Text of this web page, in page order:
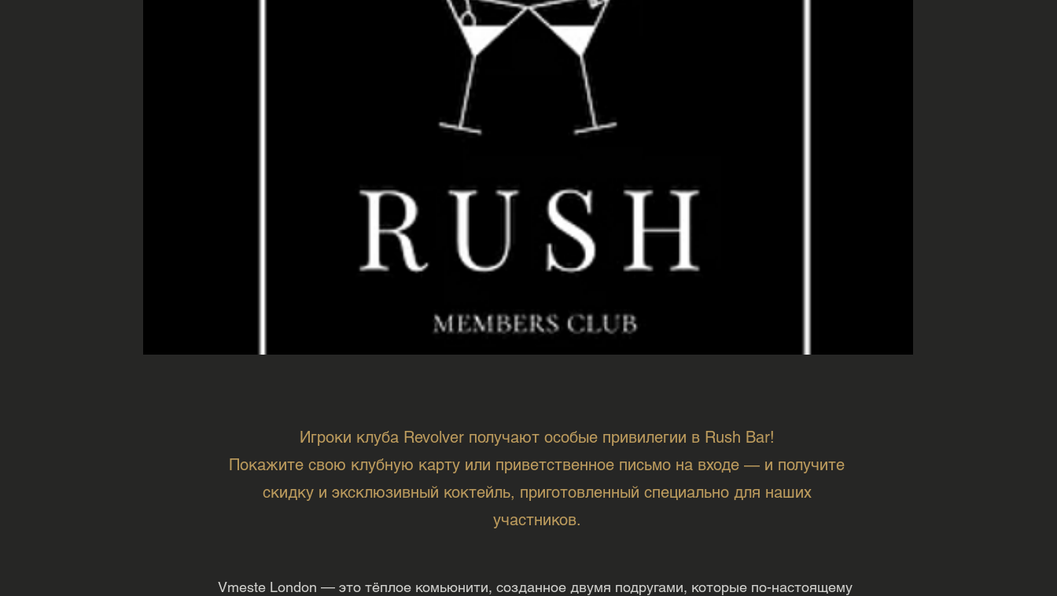
Игроки клуба Revolver получают особые привилегии в Rush Bar!
Покажите свою клубную карту или приветственное письмо на входе — и получите
скидку и эксклюзивный коктейль, приготовленный специально для наших
участников.
Vmeste London — это тёплое комьюнити, созданное двумя подругами, которые по-настоящему